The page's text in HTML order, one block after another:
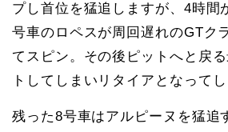
プし首位を猛追しますが、4時間
号車のロペスが周回遅れのGTク
てスピン。その後ピットへと戻
トしてしまいリタイアとなってし
残った8号車はアルピーヌを猛追